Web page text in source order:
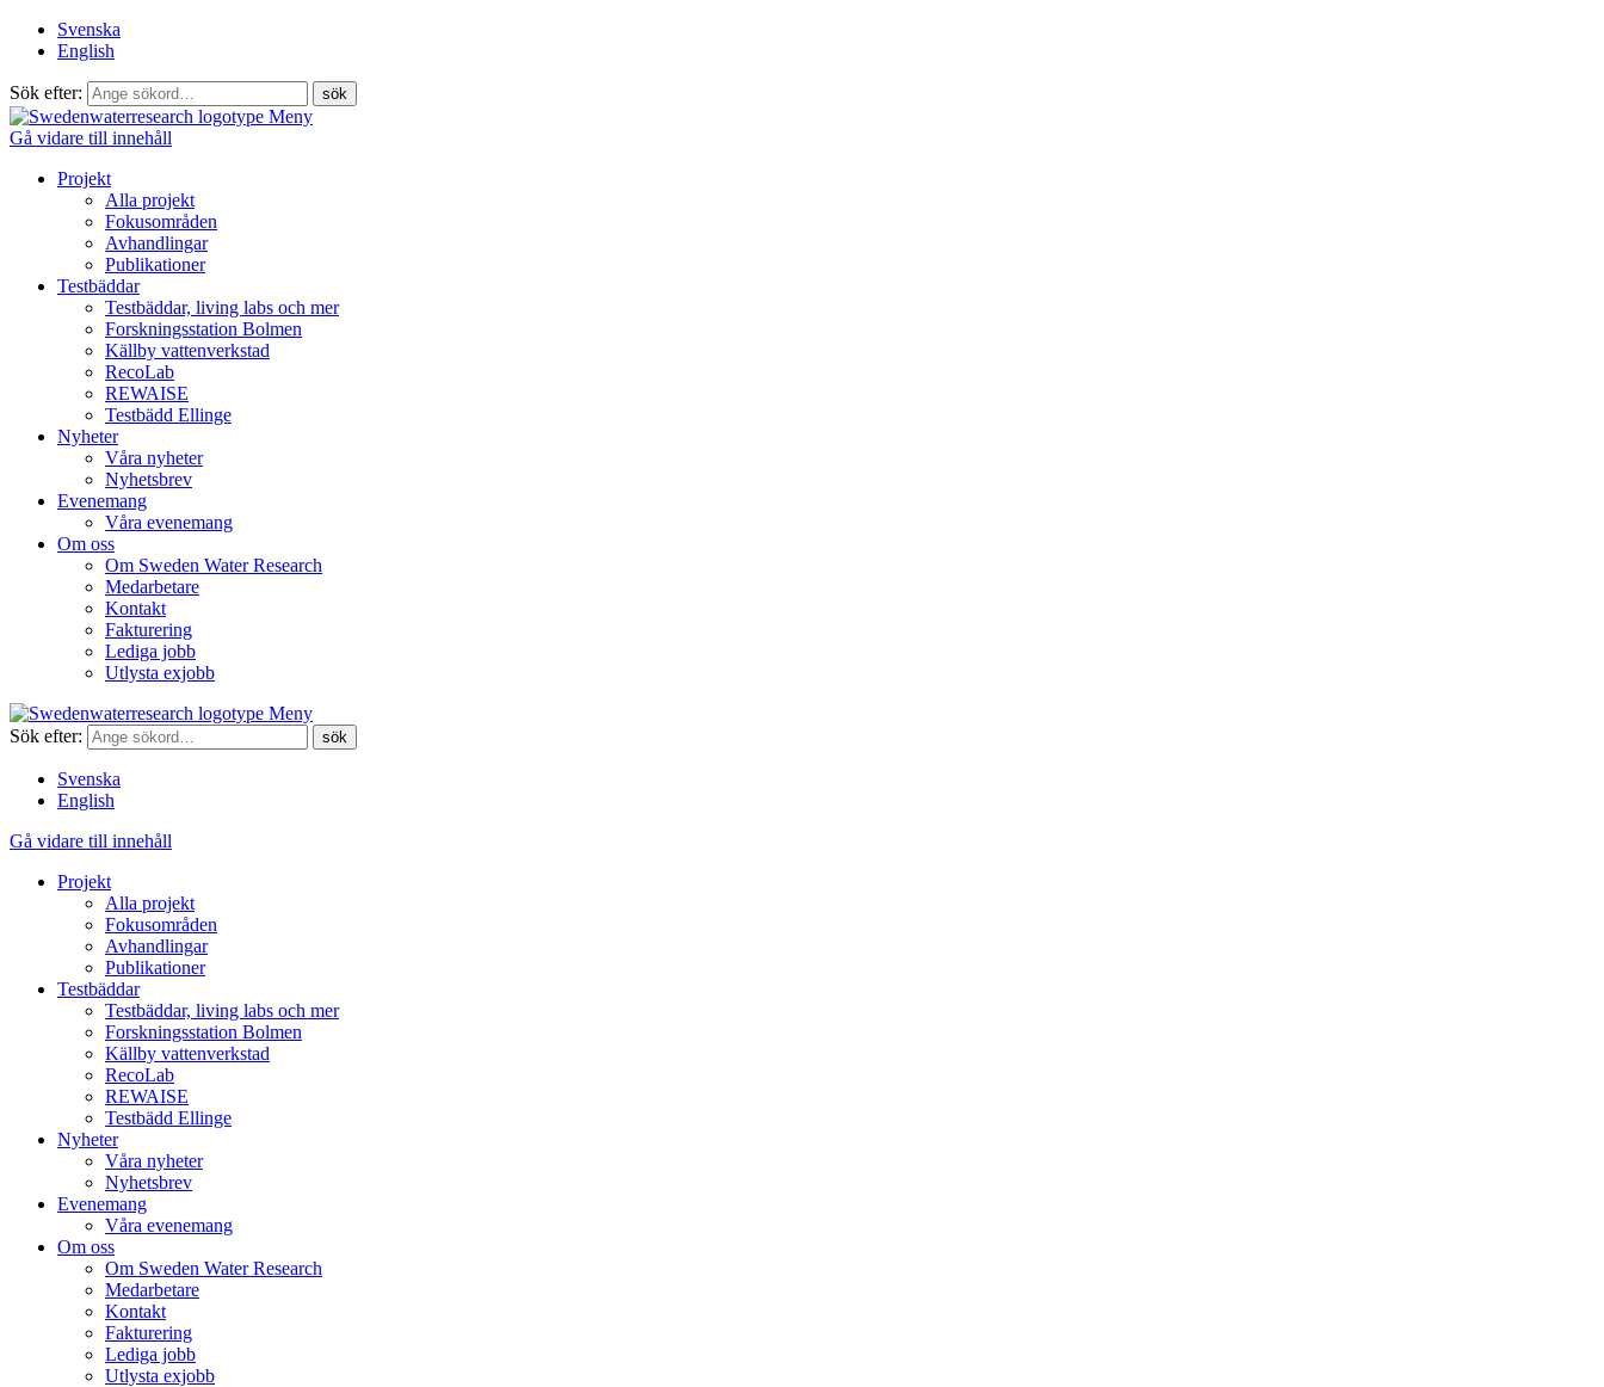
Svenska
English
Sök efter:
Meny
Gå vidare till innehåll
Projekt
Alla projekt
Fokusområden
Avhandlingar
Publikationer
Testbäddar
Testbäddar, living labs och mer
Forskningsstation Bolmen
Källby vattenverkstad
RecoLab
REWAISE
Testbädd Ellinge
Nyheter
Våra nyheter
Nyhetsbrev
Evenemang
Våra evenemang
Om oss
Om Sweden Water Research
Medarbetare
Kontakt
Fakturering
Lediga jobb
Utlysta exjobb
Meny
Sök efter:
Svenska
English
Gå vidare till innehåll
Projekt
Alla projekt
Fokusområden
Avhandlingar
Publikationer
Testbäddar
Testbäddar, living labs och mer
Forskningsstation Bolmen
Källby vattenverkstad
RecoLab
REWAISE
Testbädd Ellinge
Nyheter
Våra nyheter
Nyhetsbrev
Evenemang
Våra evenemang
Om oss
Om Sweden Water Research
Medarbetare
Kontakt
Fakturering
Lediga jobb
Utlysta exjobb